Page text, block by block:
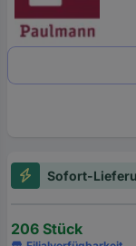
Sofort-
206 Stück